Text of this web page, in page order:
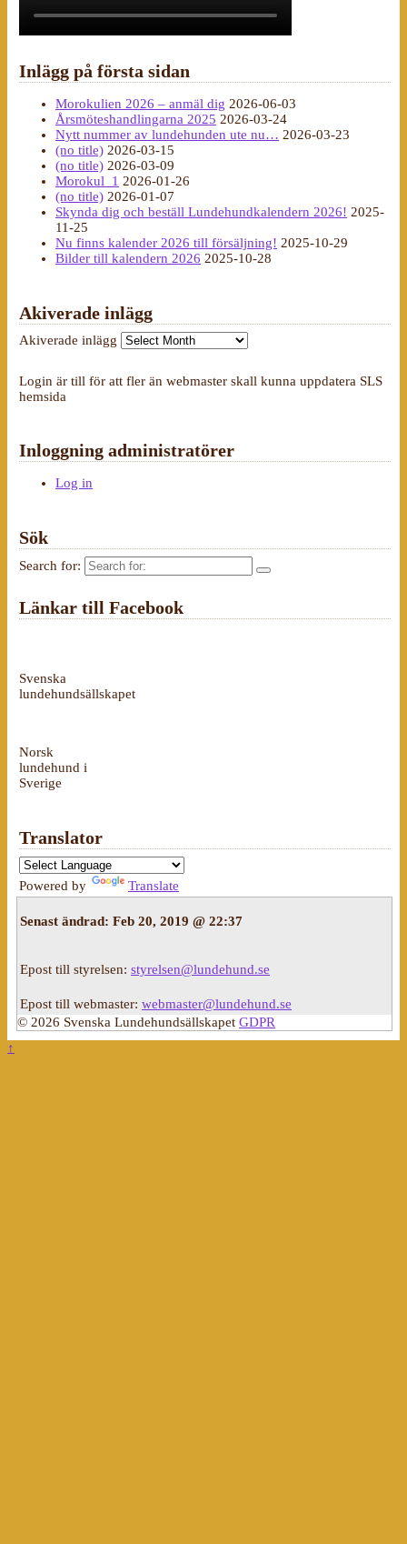
Inlägg på första sidan
Morokulien 2026 – anmäl dig 2026-06-03
Årsmöteshandlingarna 2025 2026-03-24
Nytt nummer av lundehunden ute nu… 2026-03-23
(no title) 2026-03-15
(no title) 2026-03-09
Morokul_1 2026-01-26
(no title) 2026-01-07
Skynda dig och beställ Lundehundkalendern 2026! 2025-
11-25
Nu finns kalender 2026 till försäljning! 2025-10-29
Bilder till kalendern 2026 2025-10-28
Akiverade inlägg
Akiverade inlägg
Login är till för att fler än webmaster skall kunna uppdatera SLS
hemsida
Inloggning administratörer
Log in
Sök
Search for:
Länkar till Facebook
Svenska
lundehundsällskapet
Norsk
lundehund i
Sverige
Translator
Powered by Translate
Senast ändrad: Feb 20, 2019 @ 22:37
Epost till styrelsen: styrelsen@lundehund.se
Epost till webmaster: webmaster@lundehund.se
© 2026 Svenska Lundehundsällskapet GDPR
↑